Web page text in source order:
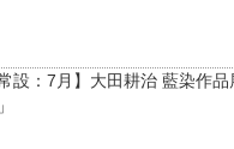
常設：7月】大田耕治 藍染作